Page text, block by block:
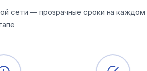
сети — прозрачные сроки на каждом